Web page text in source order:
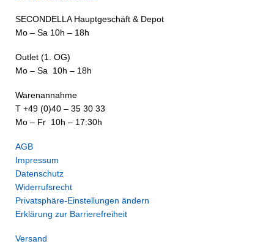
SECONDELLA Hauptgeschäft & Depot
Mo – Sa 10h – 18h
Outlet (1. OG)
Mo – Sa 10h – 18h
Warenannahme
T +49 (0)40 – 35 30 33
Mo – Fr 10h – 17:30h
AGB
Impressum
Datenschutz
Widerrufsrecht
Privatsphäre-Einstellungen ändern
Erklärung zur Barrierefreiheit
Versand